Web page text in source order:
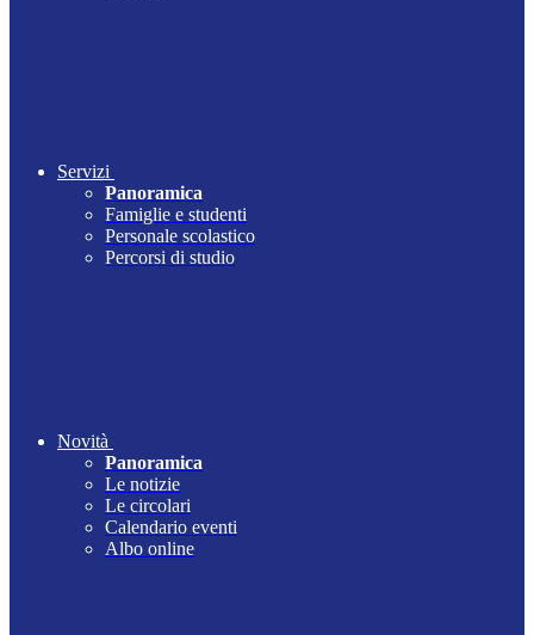
Servizi
Panoramica
Famiglie e studenti
Personale scolastico
Percorsi di studio
Novità
Panoramica
Le notizie
Le circolari
Calendario eventi
Albo online